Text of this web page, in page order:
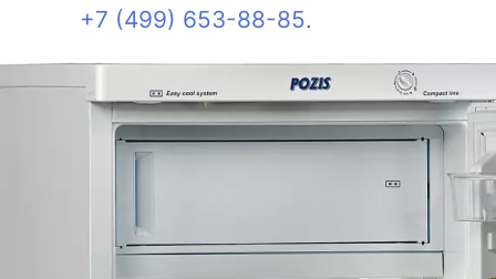
+7 (499) 653-88-85.